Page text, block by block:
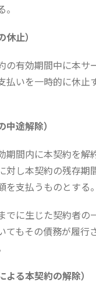
止）
の有効期間中に本サ
払いを一時的に休止
途解除）
間内に本契約を解
対し本契約の残存期
を支払うものとする。
に生じた契約者の
てもその債務が履行
る本契約の解除）